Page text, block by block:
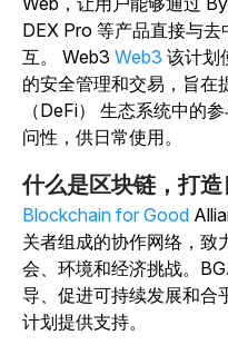
DEX Pro 等产品直接与
互。
Web3 Web3 该计划
的安全管理和交易，旨在
（DeFi） 生态系统中的
问性，供日常使用。
什么是区块链，打造
Blockchain for Good
关者组成的协作网络，致
会、环境和经济挑战。
导、促进可持续发展和合
计划提供支持。